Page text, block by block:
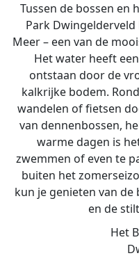
Tussen de bossen en
Park
Meer – een van de
Het water heeft
ontstaan door de
kalkrijke bodem.
wandelen of fietsen
van dennenbossen,
warme dagen is
zwemmen of even te
buiten het
kun je genieten van
en de
Het